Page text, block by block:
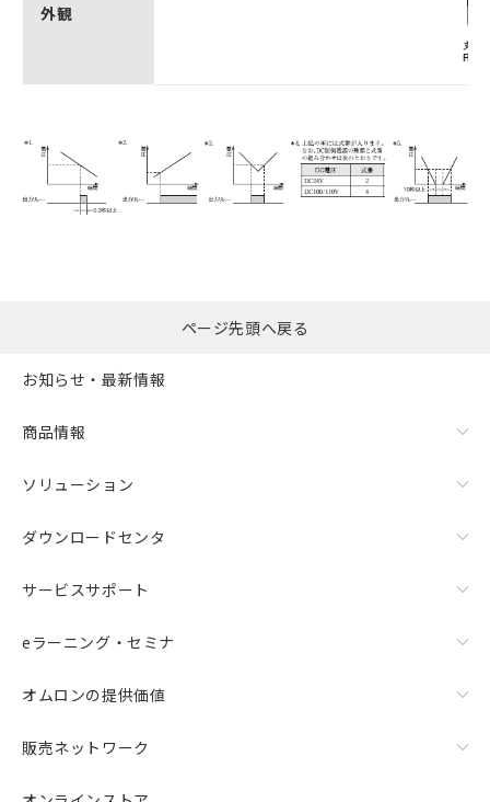
外観
ページ先頭へ戻る
お知らせ・最新情報
商品情報
ソリューション
ダウンロードセンタ
サービスサポート
eラーニング・セミナ
オムロンの提供価値
販売ネットワーク